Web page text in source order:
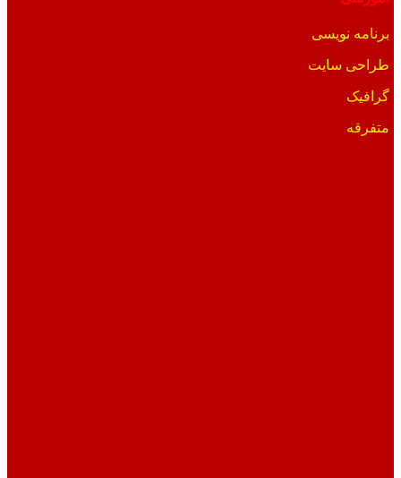
برنامه نویسی
طراحی سایت
گرافیک
متفرقه